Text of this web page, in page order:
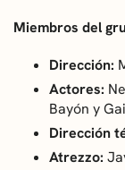
Miembros del
Dirección:
Actores:
Bayón y
Dirección
Atrezzo: